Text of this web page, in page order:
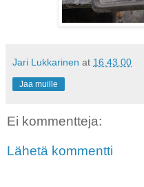
Jari Lukkarinen at 16.43.00
Jaa muille
Ei kommentteja:
Lähetä kommentti